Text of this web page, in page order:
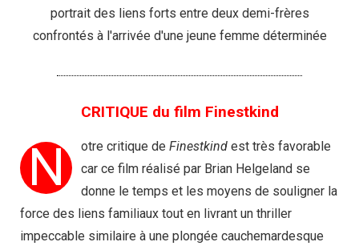
portrait des liens forts entre deux demi-frères
confrontés à l'arrivée d'une jeune femme déterminée
CRITIQUE du film Finestkind
N otre critique de Finestkind est très favorable
car ce film réalisé par Brian Helgeland se
donne le temps et les moyens de souligner la
force des liens familiaux tout en livrant un thriller
impeccable similaire à une plongée cauchemardesque